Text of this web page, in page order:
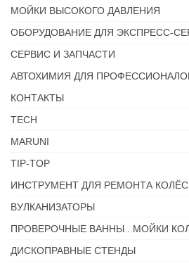
МОЙКИ ВЫСОКОГО ДАВЛЕНИЯ
ОБОРУДОВАНИЕ ДЛЯ ЭКСПРЕСС-
СЕРВИС И ЗАПЧАСТИ
АВТОХИМИЯ ДЛЯ
КОНТАКТЫ
TECH
MARUNI
TIP-TOP
ИНСТРУМЕНТ ДЛЯ РЕМОНТА КОЛЁС
ВУЛКАНИЗАТОРЫ
ПРОВЕРОЧНЫЕ ВАННЫ . МОЙКИ
ДИСКОПРАВНЫЕ СТЕНДЫ